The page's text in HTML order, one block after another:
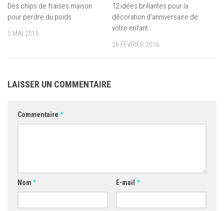
Des chips de fraises maison
pour perdre du poids
5 MAI 2015
12 idées brillantes pour la
décoration d’anniversaire de
votre enfant
26 FÉVRIER 2016
LAISSER UN COMMENTAIRE
Commentaire *
Nom * E-mail *